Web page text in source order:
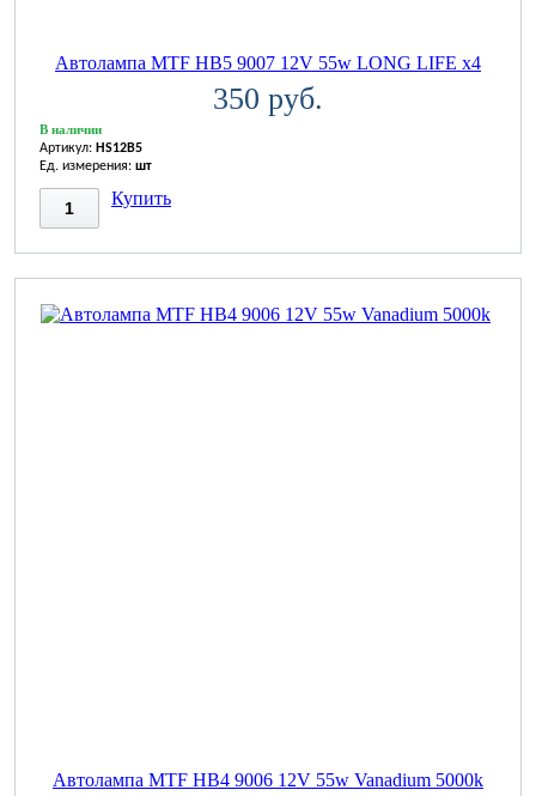
Автолампа MTF HB5 9007 12V 55w LONG LIFE x4
350 руб.
В наличии
Артикул: HS12B5
Ед. измерения: шт
Купить
Автолампа MTF HB4 9006 12V 55w Vanadium 5000k